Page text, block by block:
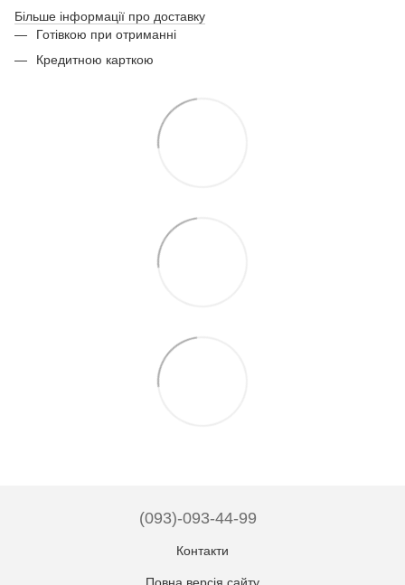
Більше інформації про доставку
Готівкою при отриманні
Кредитною карткою
(093)-093-44-99
Контакти
Повна версія сайту